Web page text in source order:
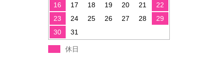
16
17 18 19 20 21
22
23
24 25 26 27 28
29
30
31
休日